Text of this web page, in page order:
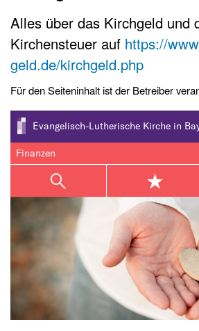
Alles über das Kirchgeld und
Kirchensteuer auf https://
geld.de/kirchgeld.php
Für den Seiteninhalt ist der Betreiber